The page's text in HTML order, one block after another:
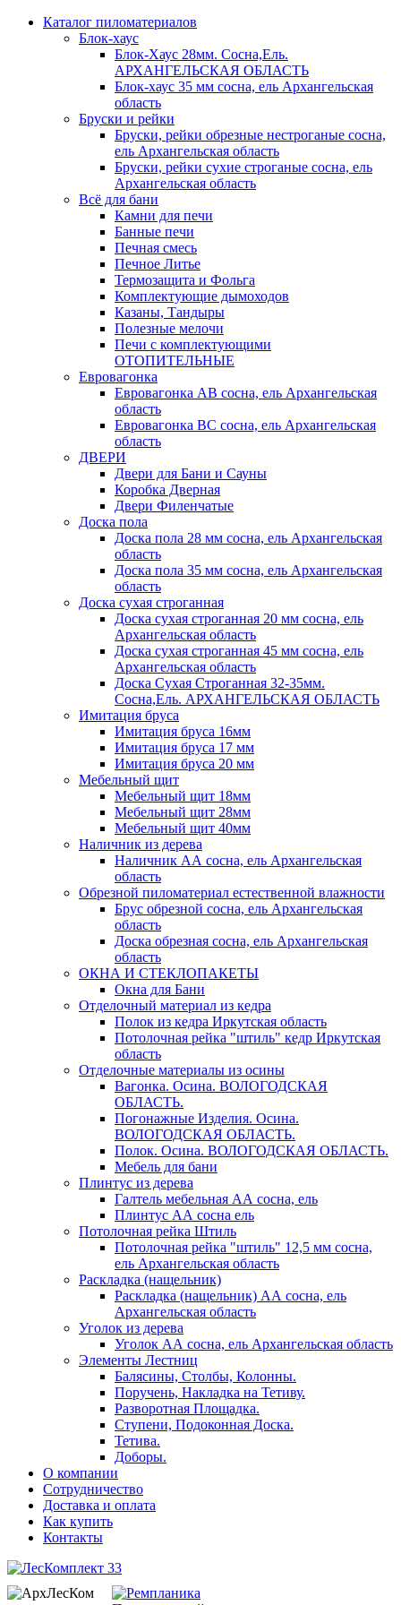
Каталог пиломатериалов
Блок-хаус
Блок-Хаус 28мм. Сосна,Ель.
АРХАНГЕЛЬСКАЯ ОБЛАСТЬ
Блок-хаус 35 мм сосна, ель Архангельская
область
Бруски и рейки
Бруски, рейки обрезные нестроганые сосна,
ель Архангельская область
Бруски, рейки сухие строганые сосна, ель
Архангельская область
Всё для бани
Камни для печи
Банные печи
Печная смесь
Печное Литье
Термозащита и Фольга
Комплектующие дымоходов
Казаны, Тандыры
Полезные мелочи
Печи с комплектующими
ОТОПИТЕЛЬНЫЕ
Евровагонка
Евровагонка АВ сосна, ель Архангельская
область
Евровагонка ВС сосна, ель Архангельская
область
ДВЕРИ
Двери для Бани и Сауны
Коробка Дверная
Двери Филенчатые
Доска пола
Доска пола 28 мм сосна, ель Архангельская
область
Доска пола 35 мм сосна, ель Архангельская
область
Доска сухая строганная
Доска сухая строганная 20 мм сосна, ель
Архангельская область
Доска сухая строганная 45 мм сосна, ель
Архангельская область
Доска Сухая Строганная 32-35мм.
Сосна,Ель. АРХАНГЕЛЬСКАЯ ОБЛАСТЬ
Имитация бруса
Имитация бруса 16мм
Имитация бруса 17 мм
Имитация бруса 20 мм
Мебельный щит
Мебельный щит 18мм
Мебельный щит 28мм
Мебельный щит 40мм
Наличник из дерева
Наличник АА сосна, ель Архангельская
область
Обрезной пиломатериал естественной влажности
Брус обрезной сосна, ель Архангельская
область
Доска обрезная сосна, ель Архангельская
область
ОКНА И СТЕКЛОПАКЕТЫ
Окна для Бани
Отделочный материал из кедра
Полок из кедра Иркутская область
Потолочная рейка "штиль" кедр Иркутская
область
Отделочные материалы из осины
Вагонка. Осина. ВОЛОГОДСКАЯ
ОБЛАСТЬ.
Погонажные Изделия. Осина.
ВОЛОГОДСКАЯ ОБЛАСТЬ.
Полок. Осина. ВОЛОГОДСКАЯ ОБЛАСТЬ.
Мебель для бани
Плинтус из дерева
Галтель мебельная АА сосна, ель
Плинтус АА сосна ель
Потолочная рейка Штиль
Потолочная рейка "штиль" 12,5 мм сосна,
ель Архангельская область
Раскладка (нащельник)
Раскладка (нащельник) АА сосна, ель
Архангельская область
Уголок из дерева
Уголок АА сосна, ель Архангельская область
Элементы Лестниц
Балясины, Столбы, Колонны.
Поручень, Накладка на Тетиву.
Разворотная Площадка.
Ступени, Подоконная Доска.
Тетива.
Доборы.
О компании
Сотрудничество
Доставка и оплата
Как купить
Контакты